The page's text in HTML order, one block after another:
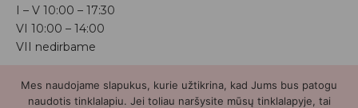
I – V 10:00 – 17:30
VI 10:00 – 14:00
VII nedirbame
Bunnytail.lt| Copyright 2026 | Svetainė sukurtaMyra.lt
Mes naudojame slapukus, kurie užtikrina, kad Jums bus patogu
naudotis tinklalapiu. Jei toliau naršysite mūsų tinklalapyje, tai